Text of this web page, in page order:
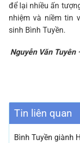
để lại nhiều ấn
nhiệm và niềm tin
sinh Bình Tuyền.
Nguyễn Văn
Tin liên quan
Bình Tuyền giành